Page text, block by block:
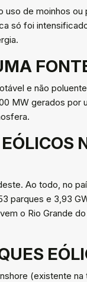
de moinhos
só foi
e não
MW gerados por
Ao todo, no
parques e 3,93
o Rio Grande
(existente